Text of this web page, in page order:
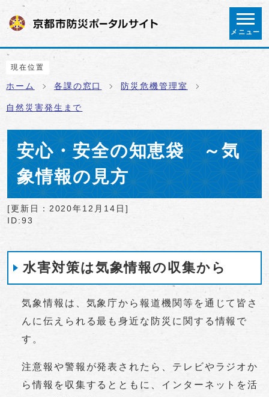
ページの先頭です
メニュー
ここから本文です
現在位置
ホーム 各課の窓口 防災危機管理室
自然災害発生まで
安心・安全の知恵袋 ～気
象情報の見方
[更新日： 2020年12月14日 ]
ID:93
水害対策は気象情報の収集から
気象情報は、気象庁から報道機関等を通じて皆さ
んに伝えられる最も身近な防災に関する情報で
す。
注意報や警報が発表されたら、テレビやラジオか
ら情報を収集するとともに、インターネットを活